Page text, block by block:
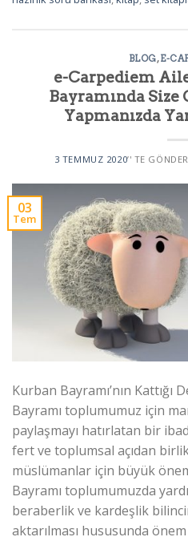
BLOG,E-
e-Carpediem
Bayramında
Yapmanızda
3 TEMMUZ 2020’' TE
03
Tem
Kurban Bayramı’nın
Bayramı toplumumuz için
paylaşmayı hatırlatan bir
fert ve toplumsal açıdan
müslümanlar için büyük
Bayramı toplumumuzda
beraberlik ve kardeşlik
aktarılması hususunda